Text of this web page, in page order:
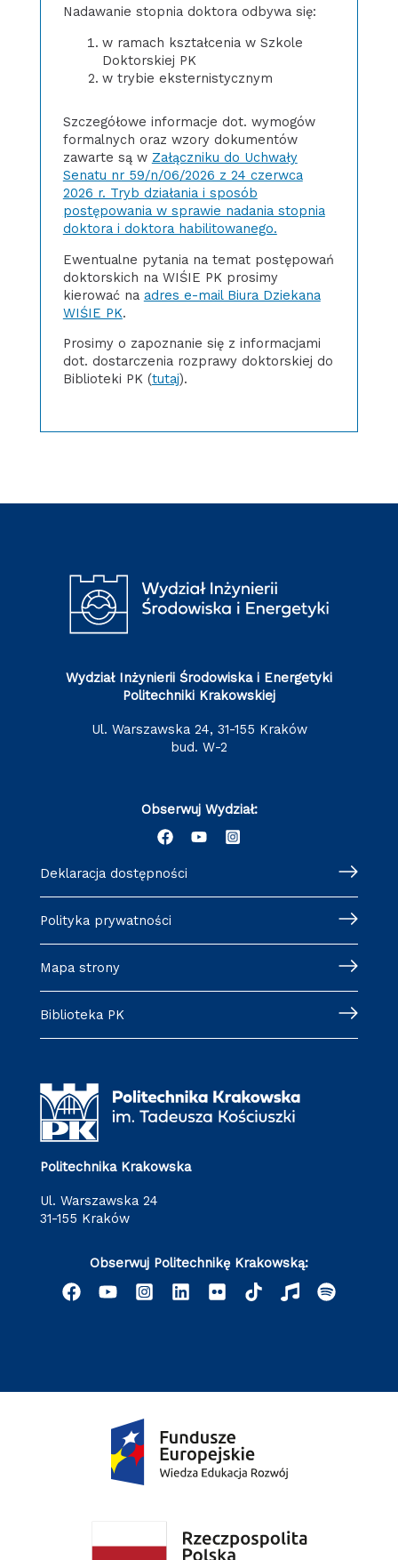
Nadawanie stopnia doktora odbywa się:
w ramach kształcenia w Szkole
Doktorskiej PK
w trybie eksternistycznym
Szczegółowe informacje dot. wymogów
formalnych oraz wzory dokumentów
zawarte są w Załączniku do Uchwały
Senatu nr 59/n/06/2026 z 24 czerwca
2026 r. Tryb działania i sposób
postępowania w sprawie nadania stopnia
doktora i doktora habilitowanego.
Ewentualne pytania na temat postępowań
doktorskich na WIŚIE PK prosimy
kierować na adres e-mail Biura Dziekana
WIŚIE PK.
Prosimy o zapoznanie się z informacjami
dot. dostarczenia rozprawy doktorskiej do
Biblioteki PK (tutaj).
Wydział Inżynierii Środowiska i Energetyki
Politechniki Krakowskiej
ul. Warszawska 24, 31-155 Kraków
bud. W-2
Obserwuj Wydział:
Deklaracja dostępności
Polityka prywatności
Mapa strony
Biblioteka PK
Politechnika Krakowska
ul. Warszawska 24
31-155 Kraków
Obserwuj Politechnikę Krakowską: